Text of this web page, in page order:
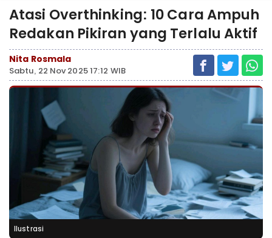
Atasi Overthinking: 10 Cara Ampuh
Redakan Pikiran yang Terlalu Aktif
Nita Rosmala
Sabtu, 22 Nov 2025 17:12 WIB
Ilustrasi